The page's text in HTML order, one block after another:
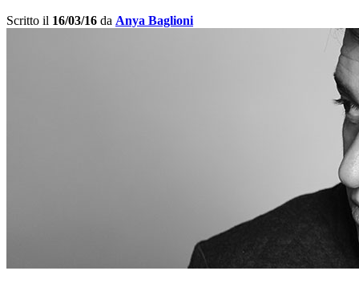
Scritto il 16/03/16 da Anya Baglioni